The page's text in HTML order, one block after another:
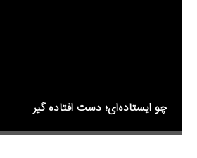
چو ایستاده‌ای؛ دست افتاده گیر